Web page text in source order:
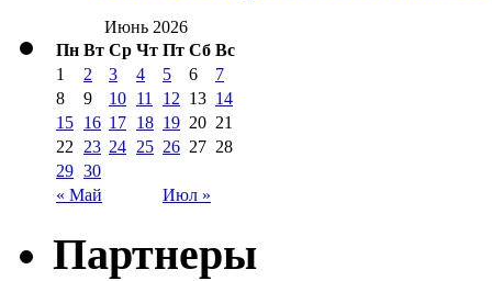
Июнь 2026
Пн Вт Ср Чт Пт Сб Вс
« Май Июл »
1 2 3 4 5 6
7
8
9 10 11 12 13 14
15 16 17 18 19 20 21
22
23 24 25 26 27 28
29 30
Партнеры